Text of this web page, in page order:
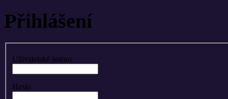
Přihlášení
Uživatelské jméno
Heslo